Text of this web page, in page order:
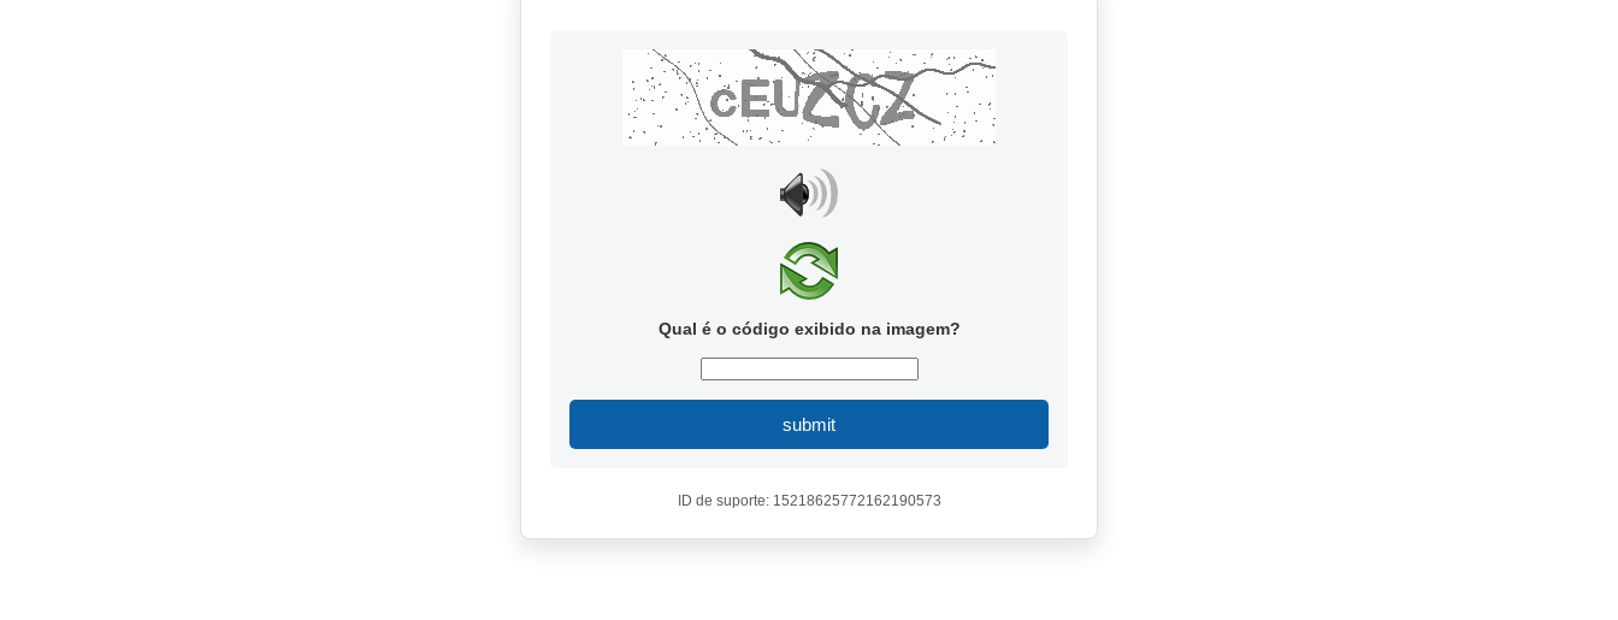
Qual é o código exibido na imagem?
submit
ID de suporte: 15218625772162190573